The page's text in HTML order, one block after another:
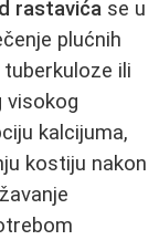
rastavića se u
plućnih
ili
visokog
kalcijuma,
kostiju nakon